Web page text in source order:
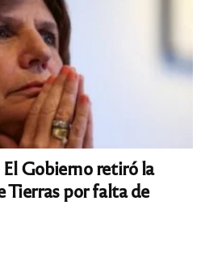
El Gobierno retiró la
Tierras por falta de